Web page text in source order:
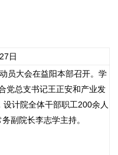
日
员大会在益阳本部召开。学
党总支书记王正安和产业发
计院全体干部职工200余人
副院长李志学主持。